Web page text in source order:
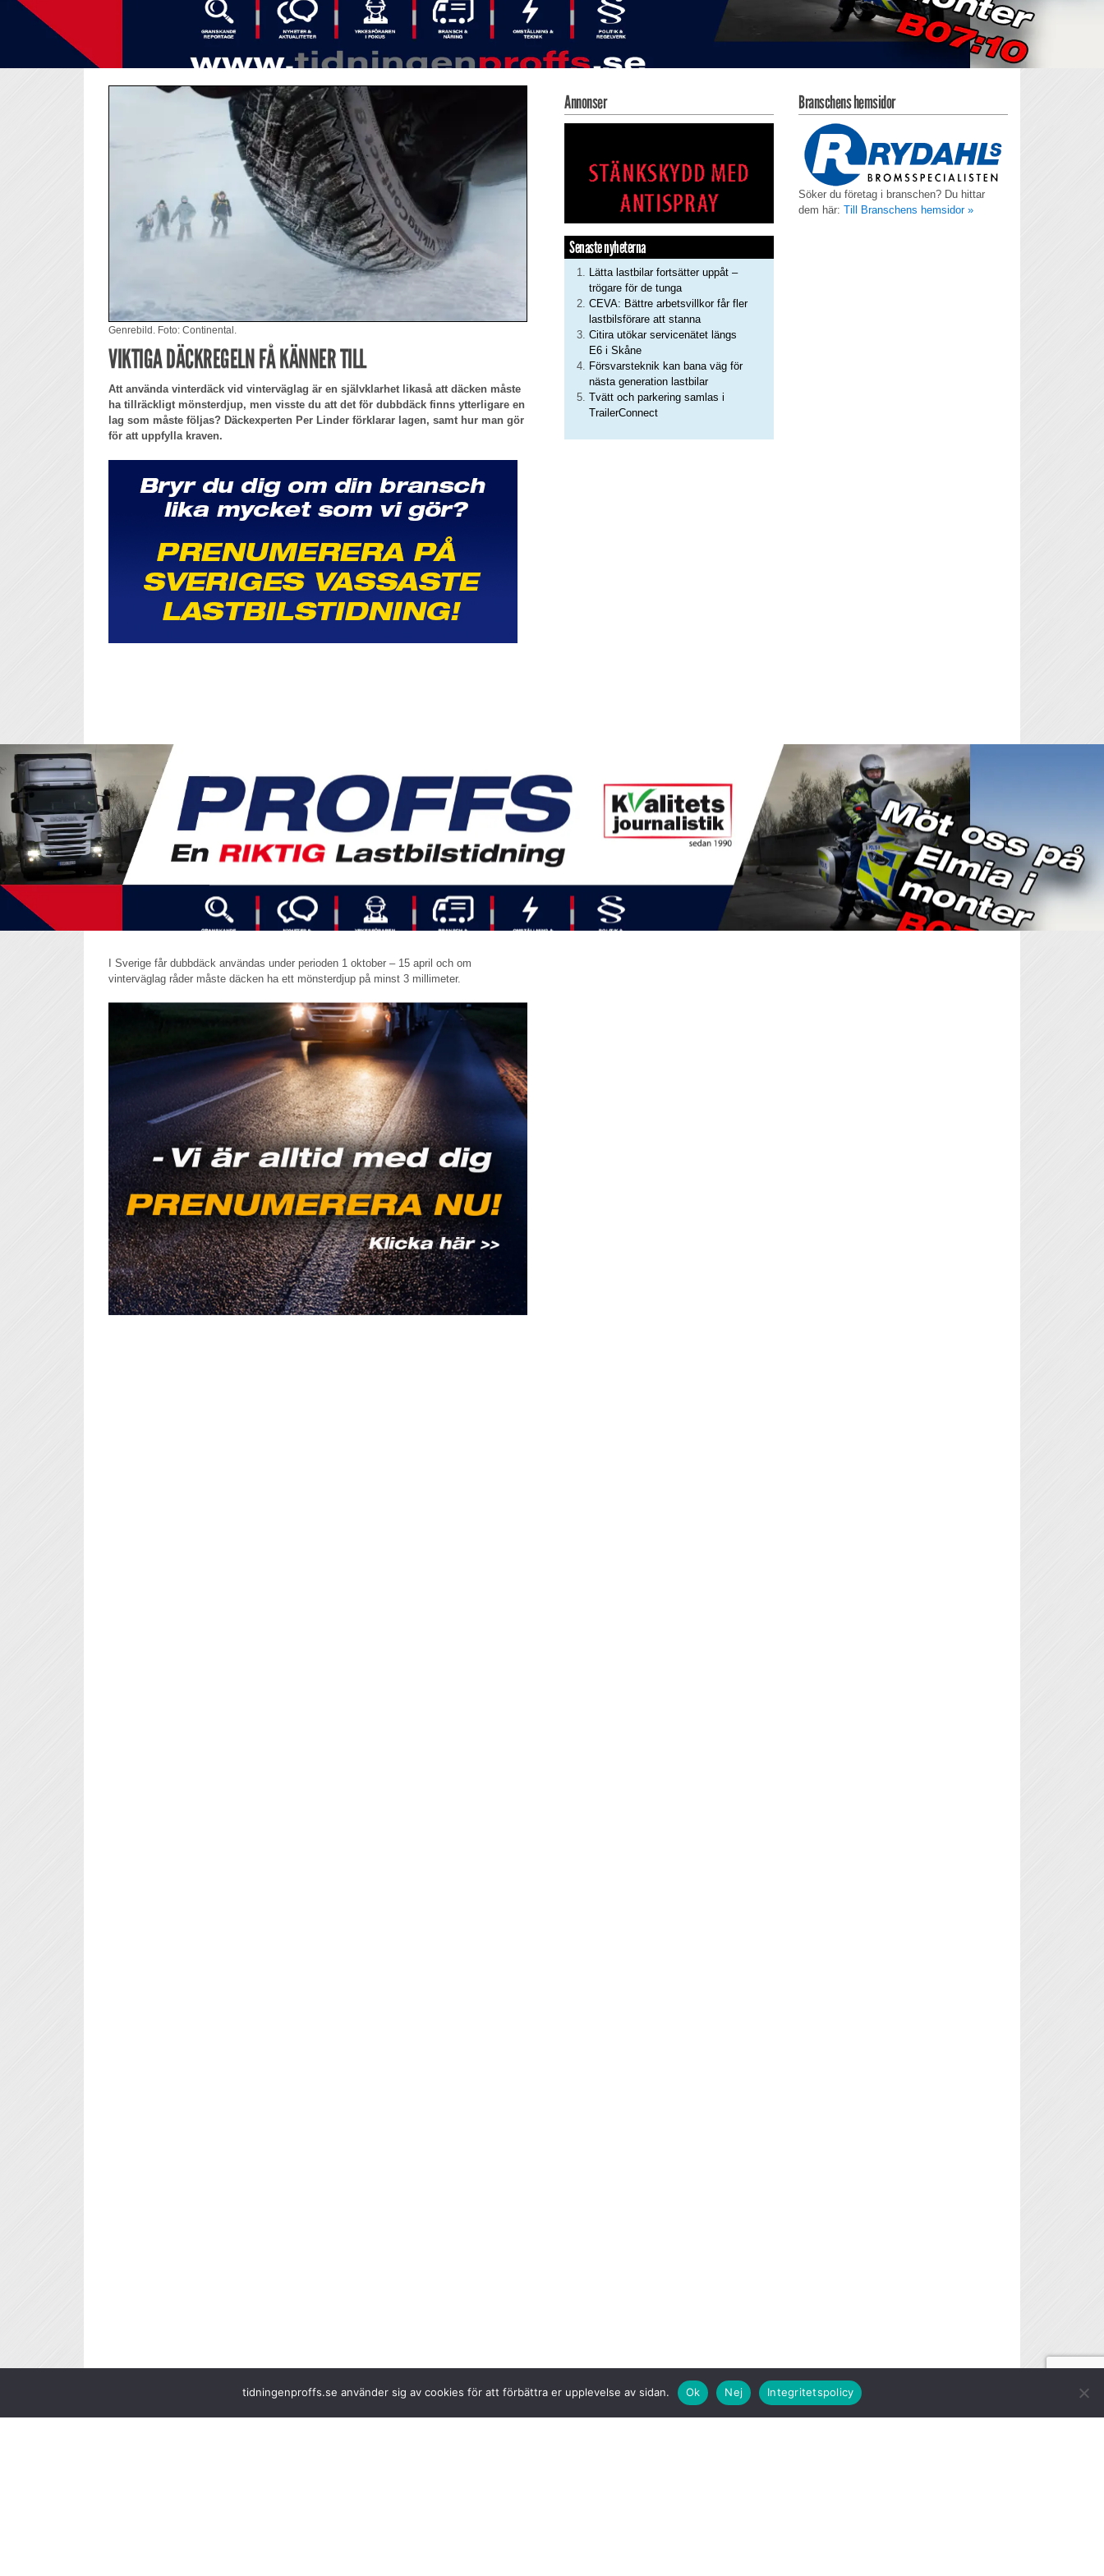
Genrebild. Foto: Continental.
VIKTIGA DÄCKREGELN FÅ KÄNNER TILL
Att använda vinterdäck vid vinterväglag är en självklarhet likaså att däcken måste
ha tillräckligt mönsterdjup, men visste du att det för dubbdäck finns ytterligare en
lag som måste följas? Däckexperten Per Linder förklarar lagen, samt hur man gör
för att uppfylla kraven.
I Sverige får dubbdäck användas under perioden 1 oktober – 15 april och om
vinterväglag råder måste däcken ha ett mönsterdjup på minst 3 millimeter.
Annonser
Senaste nyheterna
Lätta lastbilar fortsätter uppåt –
trögare för de tunga
CEVA: Bättre arbetsvillkor får fler
lastbilsförare att stanna
Citira utökar servicenätet längs
E6 i Skåne
Försvarsteknik kan bana väg för
nästa generation lastbilar
Tvätt och parkering samlas i
TrailerConnect
Branschens hemsidor
Söker du företag i branschen? Du hittar
dem här: Till Branschens hemsidor »
tidningenproffs.se använder sig av cookies för att förbättra er upplevelse av sidan. Ok Nej Integritetspolicy